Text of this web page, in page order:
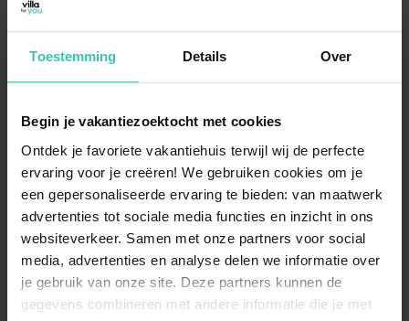
Toestemming Details Over
Begin je vakantiezoektocht met cookies
Ontdek je favoriete vakantiehuis terwijl wij de perfecte
ervaring voor je creëren! We gebruiken cookies om je
een gepersonaliseerde ervaring te bieden: van maatwerk
advertenties tot sociale media functies en inzicht in ons
websiteverkeer. Samen met onze partners voor social
media, advertenties en analyse delen we informatie over
je gebruik van onze site. Deze partners kunnen de
gegevens combineren met andere informatie die je met
saison, que ce soit pour la randonnée en été ou le ski
réserver votre hébergement tôt
, car ce village très
Comment Villa for You garantit-elle la qualité
des maisons à Pertisau ?
Nos experts visitent personnellement les propriétés
pour s'assurer qu'elles répondent à nos critères de
qualité et de confort. En choisissant Villa for You, vous
bénéficiez de l'expertise de spécialistes qui
connaissent parfaitement le terrain et les
propriétaires locaux.